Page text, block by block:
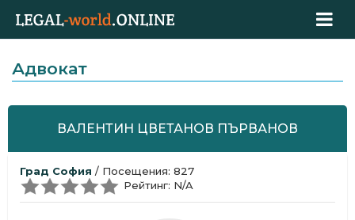
Адвокат
ВАЛЕНТИН ЦВЕТАНОВ ПЪРВАНОВ
Град София / Посещения: 827
Рейтинг: N/A